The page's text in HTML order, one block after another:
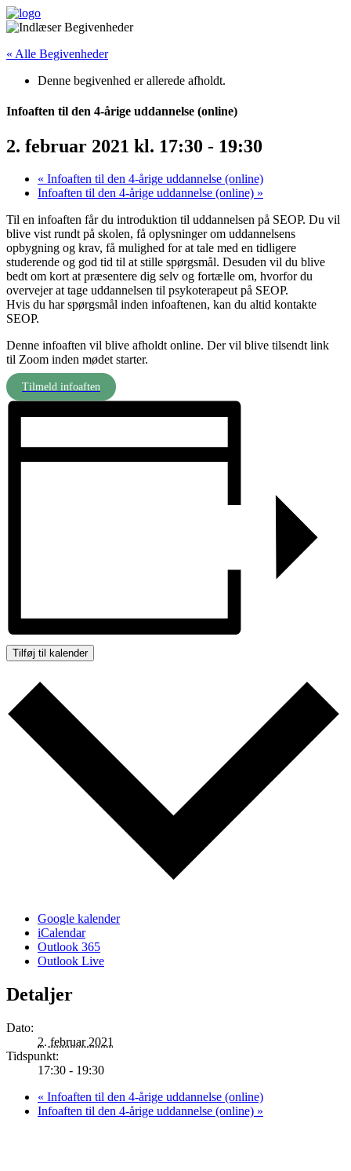
« Alle Begivenheder
Denne begivenhed er allerede afholdt.
Infoaften til den 4-årige uddannelse (online)
2. februar 2021 kl. 17:30 - 19:30
« Infoaften til den 4-årige uddannelse (online)
Infoaften til den 4-årige uddannelse (online) »
Til en infoaften får du introduktion til uddannelsen på SEOP. Du vil
blive vist rundt på skolen, få oplysninger om uddannelsens
opbygning og krav, få mulighed for at tale med en tidligere
studerende og god tid til at stille spørgsmål. Desuden vil du blive
bedt om kort at præsentere dig selv og fortælle om, hvorfor du
overvejer at tage uddannelsen til psykoterapeut på SEOP.
Hvis du har spørgsmål inden infoaftenen, kan du altid kontakte
SEOP.
Denne infoaften vil blive afholdt online. Der vil blive tilsendt link
til Zoom inden mødet starter.
Tilmeld infoaften
Tilføj til kalender
Google kalender
iCalendar
Outlook 365
Outlook Live
Detaljer
Dato:
2. februar 2021
Tidspunkt:
17:30 - 19:30
« Infoaften til den 4-årige uddannelse (online)
Infoaften til den 4-årige uddannelse (online) »